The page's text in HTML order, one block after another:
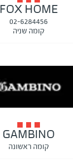
FOX HOME
02-6284456
קומה שניה
GAMBINO
קומה ראשונה